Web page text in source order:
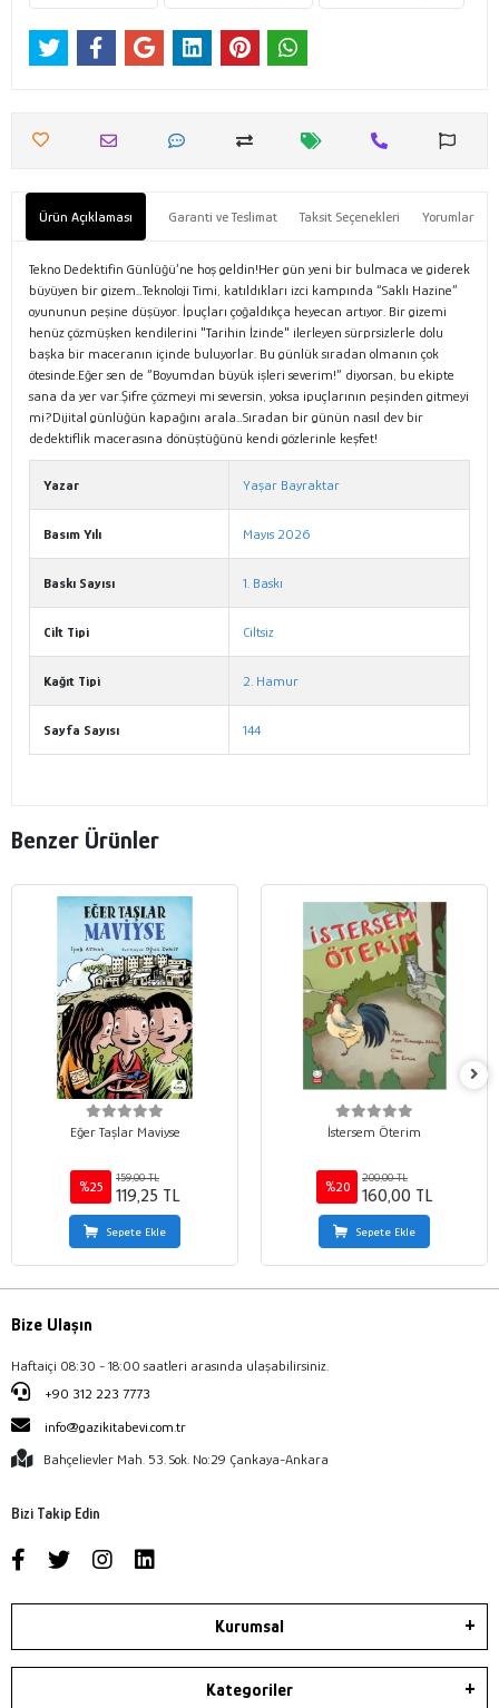
Ürün Açıklaması Garanti ve Teslimat Taksit Seçenekleri Yorumlar
Tekno Dedektifin Günlüğü’ne hoş geldin!Her gün yeni bir bulmaca ve giderek
büyüyen bir gizem…Teknoloji Timi, katıldıkları izci kampında “Saklı Hazine”
oyununun peşine düşüyor. İpuçları çoğaldıkça heyecan artıyor. Bir gizemi
henüz çözmüşken kendilerini "Tarihin İzinde" ilerleyen sürprsizlerle dolu
başka bir maceranın içinde buluyorlar. Bu günlük sıradan olmanın çok
ötesinde.Eğer sen de “Boyumdan büyük işleri severim!” diyorsan, bu ekipte
sana da yer var.Şifre çözmeyi mi seversin, yoksa ipuçlarının peşinden gitmeyi
mi?Dijital günlüğün kapağını arala…Sıradan bir günün nasıl dev bir
dedektiflik macerasına dönüştüğünü kendi gözlerinle keşfet!
Yazar Yaşar Bayraktar
Basım Yılı Mayıs 2026
Baskı Sayısı 1. Baskı
Cilt Tipi Ciltsiz
Kağıt Tipi 2. Hamur
Sayfa Sayısı 144
Benzer Ürünler
Eğer Taşlar Maviyse
%25
159,00 TL
119,25 TL
Sepete Ekle
İstersem Öterim
%20
200,00 TL
160,00 TL
Sepete Ekle
Bize Ulaşın
Haftaiçi 08:30 - 18:00 saatleri arasında ulaşabilirsiniz.
+90 312 223 7773
info@gazikitabevi.com.tr
Bahçelievler Mah. 53. Sok. No:29 Çankaya-Ankara
Bizi Takip Edin
Kurumsal
Kategoriler